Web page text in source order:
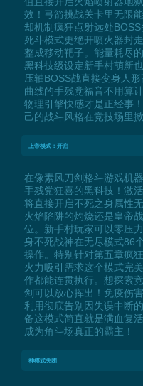
效！弓箭挑战关卡里无限
却机制疯狂点射远处
死斗模式更绝开喷火器封
整成移动靶子。能量耗尽
黑科技级设定新手村萌新
压轴BOSS战直接变身人
曲线的手残党福音不用算
物理引擎快感才是正经事
己的战斗风格在竞技场里
上帝模式：开启
在像素风刀剑格斗游戏机
手残党狂喜的黑科技！激
将直接开启不死之身属性
火焰陷阱的灼烧还是皇帝
位。新手村玩家可以零压
身不死战神在无尽模式86
操作。特别针对第五章疯
火力吸引需求这个模式完
作都能连贯执行。想探索
剑可以放心挥出！免疫伤
利用彻底告别因失误中断
备这模式简直就是满血复
成为角斗场真正的霸主！
神模式关闭